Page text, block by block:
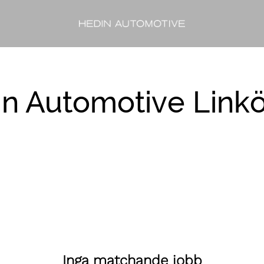
Automotive
Inga matchande jobb